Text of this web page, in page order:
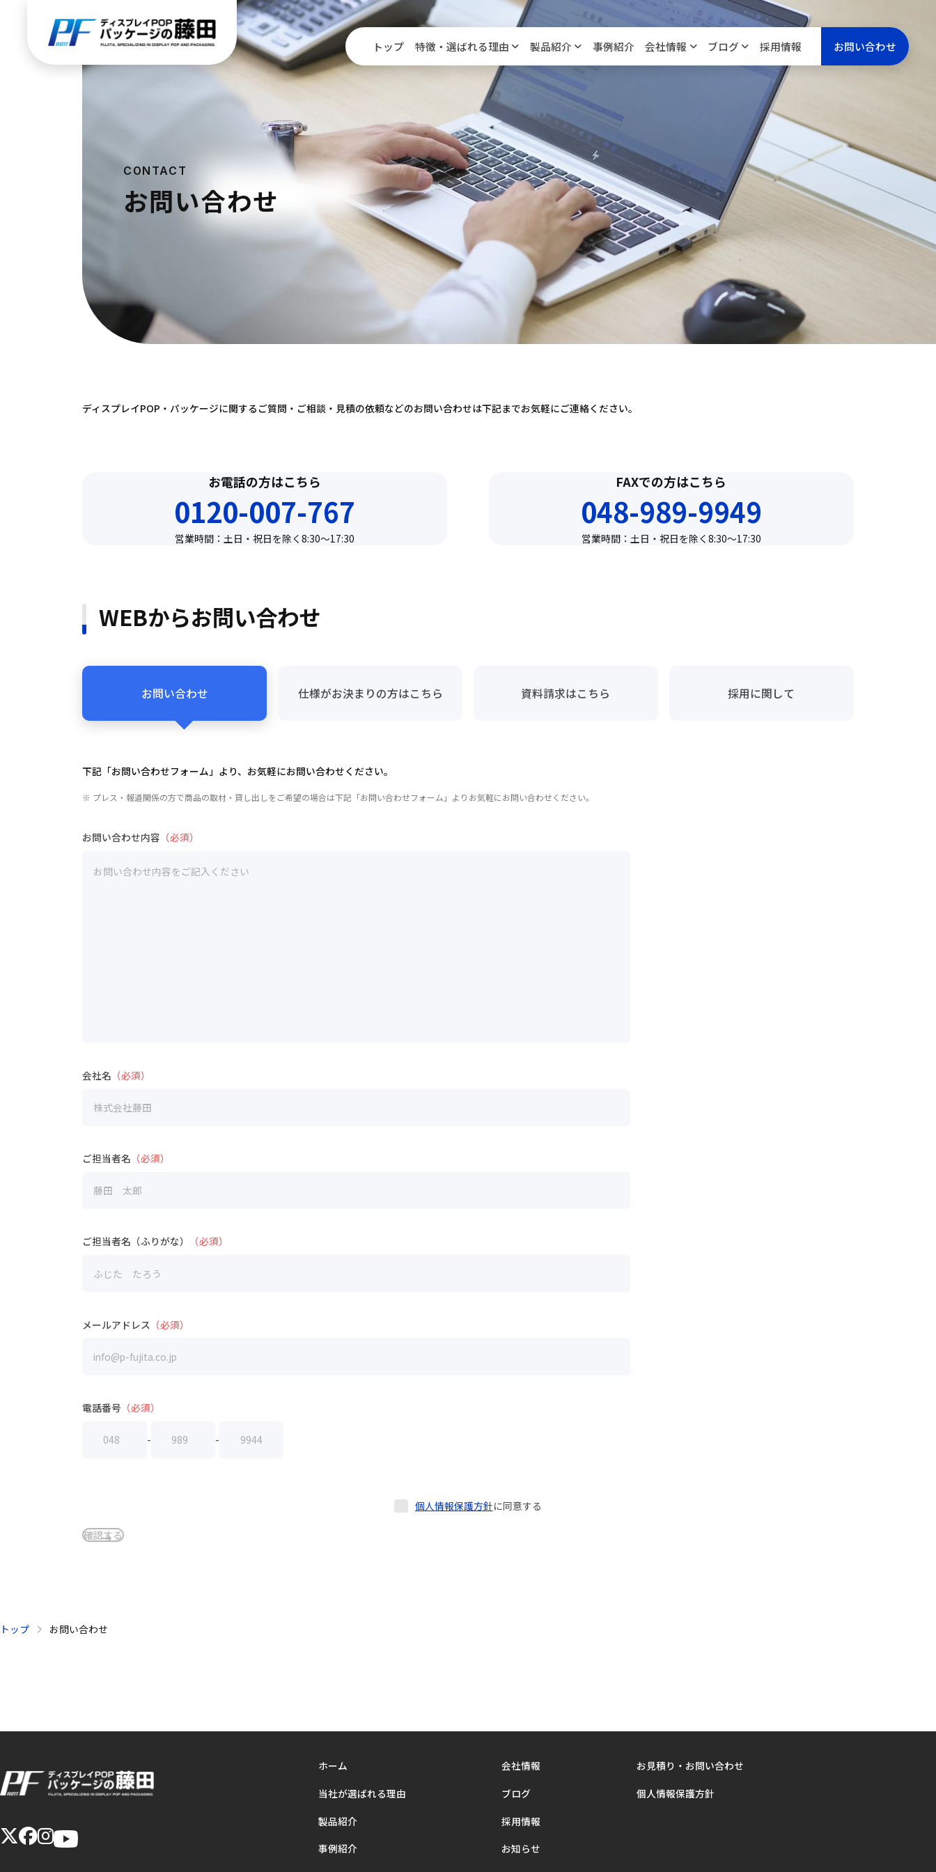
トップ 特徴・選ばれる理由 製品紹介 事例紹介 会社情報 ブログ 採用情報 お問い合わせ
CONTACT
お問い合わせ
ディスプレイPOP・パッケージに関するご質問・ご相談・見積の依頼などのお問い合わせは下記までお気軽にご連絡ください。
お電話の方はこちら
0120-007-767
営業時間：土日・祝日を除く8:30〜17:30
FAXでの方はこちら
048-989-9949
営業時間：土日・祝日を除く8:30〜17:30
WEBからお問い合わせ
お問い合わせ 仕様がお決まりの方はこちら 資料請求はこちら 採用に関して
下記「お問い合わせフォーム」より、お気軽にお問い合わせください。
※ プレス・報道関係の方で商品の取材・貸し出しをご希望の場合は下記「お問い合わせフォーム」よりお気軽にお問い合わせください。
お問い合わせ内容 （必須）
会社名 （必須）
ご担当者名 （必須）
ご担当者名（ふりがな） （必須）
メールアドレス （必須）
電話番号 （必須）
- -
個人情報保護方針に同意する
確認する
トップ お問い合わせ
ホーム
当社が選ばれる理由
製品紹介
事例紹介
会社情報
ブログ
採用情報
お知らせ
お見積り・お問い合わせ
個人情報保護方針